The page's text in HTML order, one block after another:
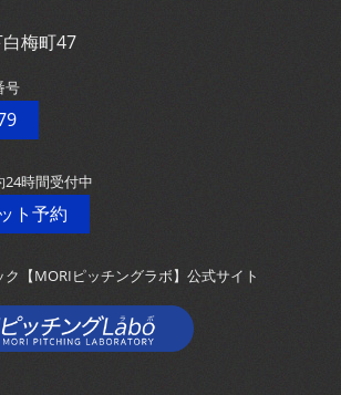
梅町47
号
時間受付中
ト予約
【MORIピッチングラボ】公式サイト